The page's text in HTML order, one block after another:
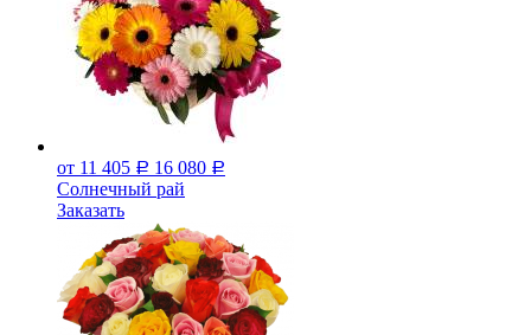
от 11 405 Р 16 080 Р
Солнечный рай
Заказать